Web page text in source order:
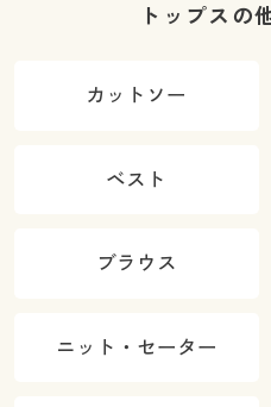
トップスの
カットソー
ベスト
ブラウス
ニット・セーター